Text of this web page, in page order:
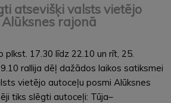
atsevišķi valsts vietējo
rajonā
plkst. 17.30 līdz 22.10 un rīt, 25.
rallija dēļ dažādos laikos satiksmei
vietējo autoceļu posmi Alūksnes
tiks slēgti autoceļi: Tūja–